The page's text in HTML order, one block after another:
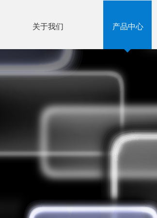
关于我们 产品中心